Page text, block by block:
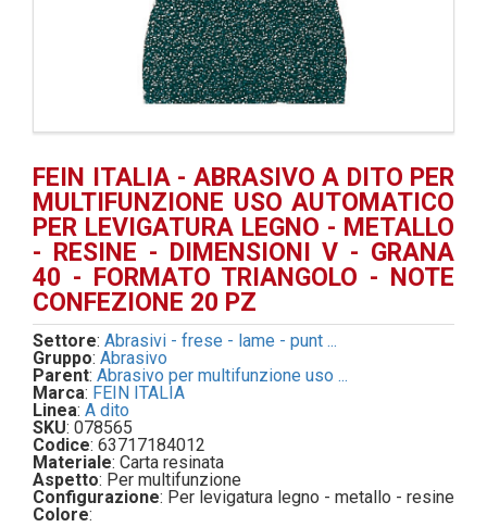
FEIN ITALIA - ABRASIVO A DITO PER
MULTIFUNZIONE USO AUTOMATICO
PER LEVIGATURA LEGNO - METALLO
- RESINE - DIMENSIONI V - GRANA
40 - FORMATO TRIANGOLO - NOTE
CONFEZIONE 20 PZ
Settore: Abrasivi - frese - lame - punt ...
Gruppo: Abrasivo
Parent: Abrasivo per multifunzione uso ...
Marca: FEIN ITALIA
Linea: A dito
SKU: 078565
Codice: 63717184012
Materiale: Carta resinata
Aspetto: Per multifunzione
Configurazione: Per levigatura legno - metallo - resine
Colore: